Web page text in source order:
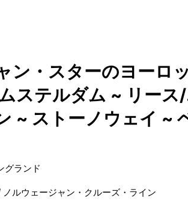
ン・スターのヨーロ
ステルダム ~ リー
~ ストーノウェイ ~
グランド
ノルウェージャン・クルーズ・ライン